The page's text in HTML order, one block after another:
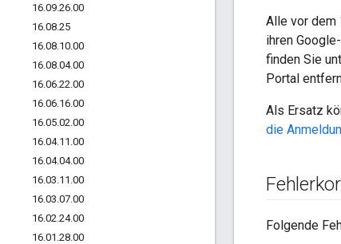
16.09.26.00
16.08.25
16.08.10.00
16.08.04.00
16.06.22.00
16.06.16.00
16.05.02.00
16.04.11 .00
16.04.04.00
16.03.11 .00
16.03.07.00
16.02.24.00
16.01 .28.00
Alle vor dem
ihren
finden Sie
Portal
Als Ersatz
die
Folgende